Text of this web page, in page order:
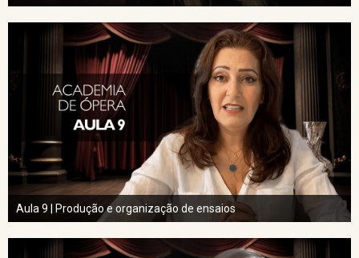
Aula 9 | Produção e organização de ensaios